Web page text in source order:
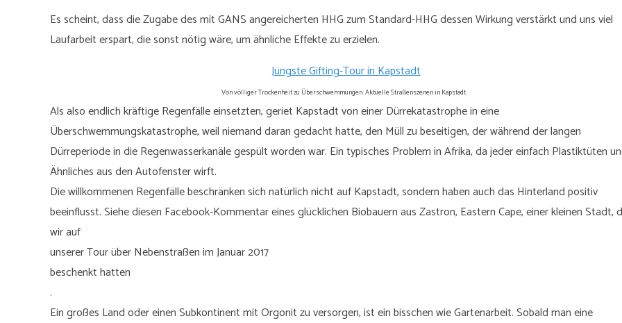
Es scheint, dass die Zugabe des mit GANS angereicherten HHG zum Standard-HHG dessen Wirkung verstärkt und uns viel
Laufarbeit erspart, die sonst nötig wäre, um ähnliche Effekte zu erzielen.
Jüngste Gifting-Tour in Kapstadt
Von völliger Trockenheit zu Überschwemmungen: Aktuelle Straßenszenen in Kapstadt.
Als also endlich kräftige Regenfälle einsetzten, geriet Kapstadt von einer Dürrekatastrophe in eine
Überschwemmungskatastrophe, weil niemand daran gedacht hatte, den Müll zu beseitigen, der während der langen
Dürreperiode in die Regenwasserkanäle gespült worden war. Ein typisches Problem in Afrika, da jeder einfach Plastiktüten
Ähnliches aus den Autofenster wirft.
Die willkommenen Regenfälle beschränken sich natürlich nicht auf Kapstadt, sondern haben auch das Hinterland positiv
beeinflusst. Siehe diesen Facebook-Kommentar eines glücklichen Biobauern aus Zastron, Eastern Cape, einer kleinen Stadt,
wir auf
unserer Tour über Nebenstraßen im Januar 2017
beschenkt hatten
.
Ein großes Land oder einen Subkontinent mit Orgonit zu versorgen, ist ein bisschen wie Gartenarbeit. Sobald man eine